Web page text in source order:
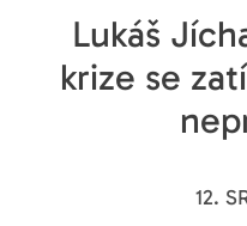
Lukáš
krize se
12.